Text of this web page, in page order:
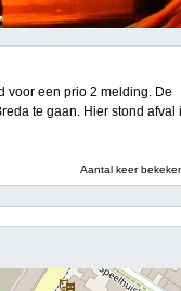
voor een prio 2 melding. De
te gaan. Hier stond afval
Aantal keer